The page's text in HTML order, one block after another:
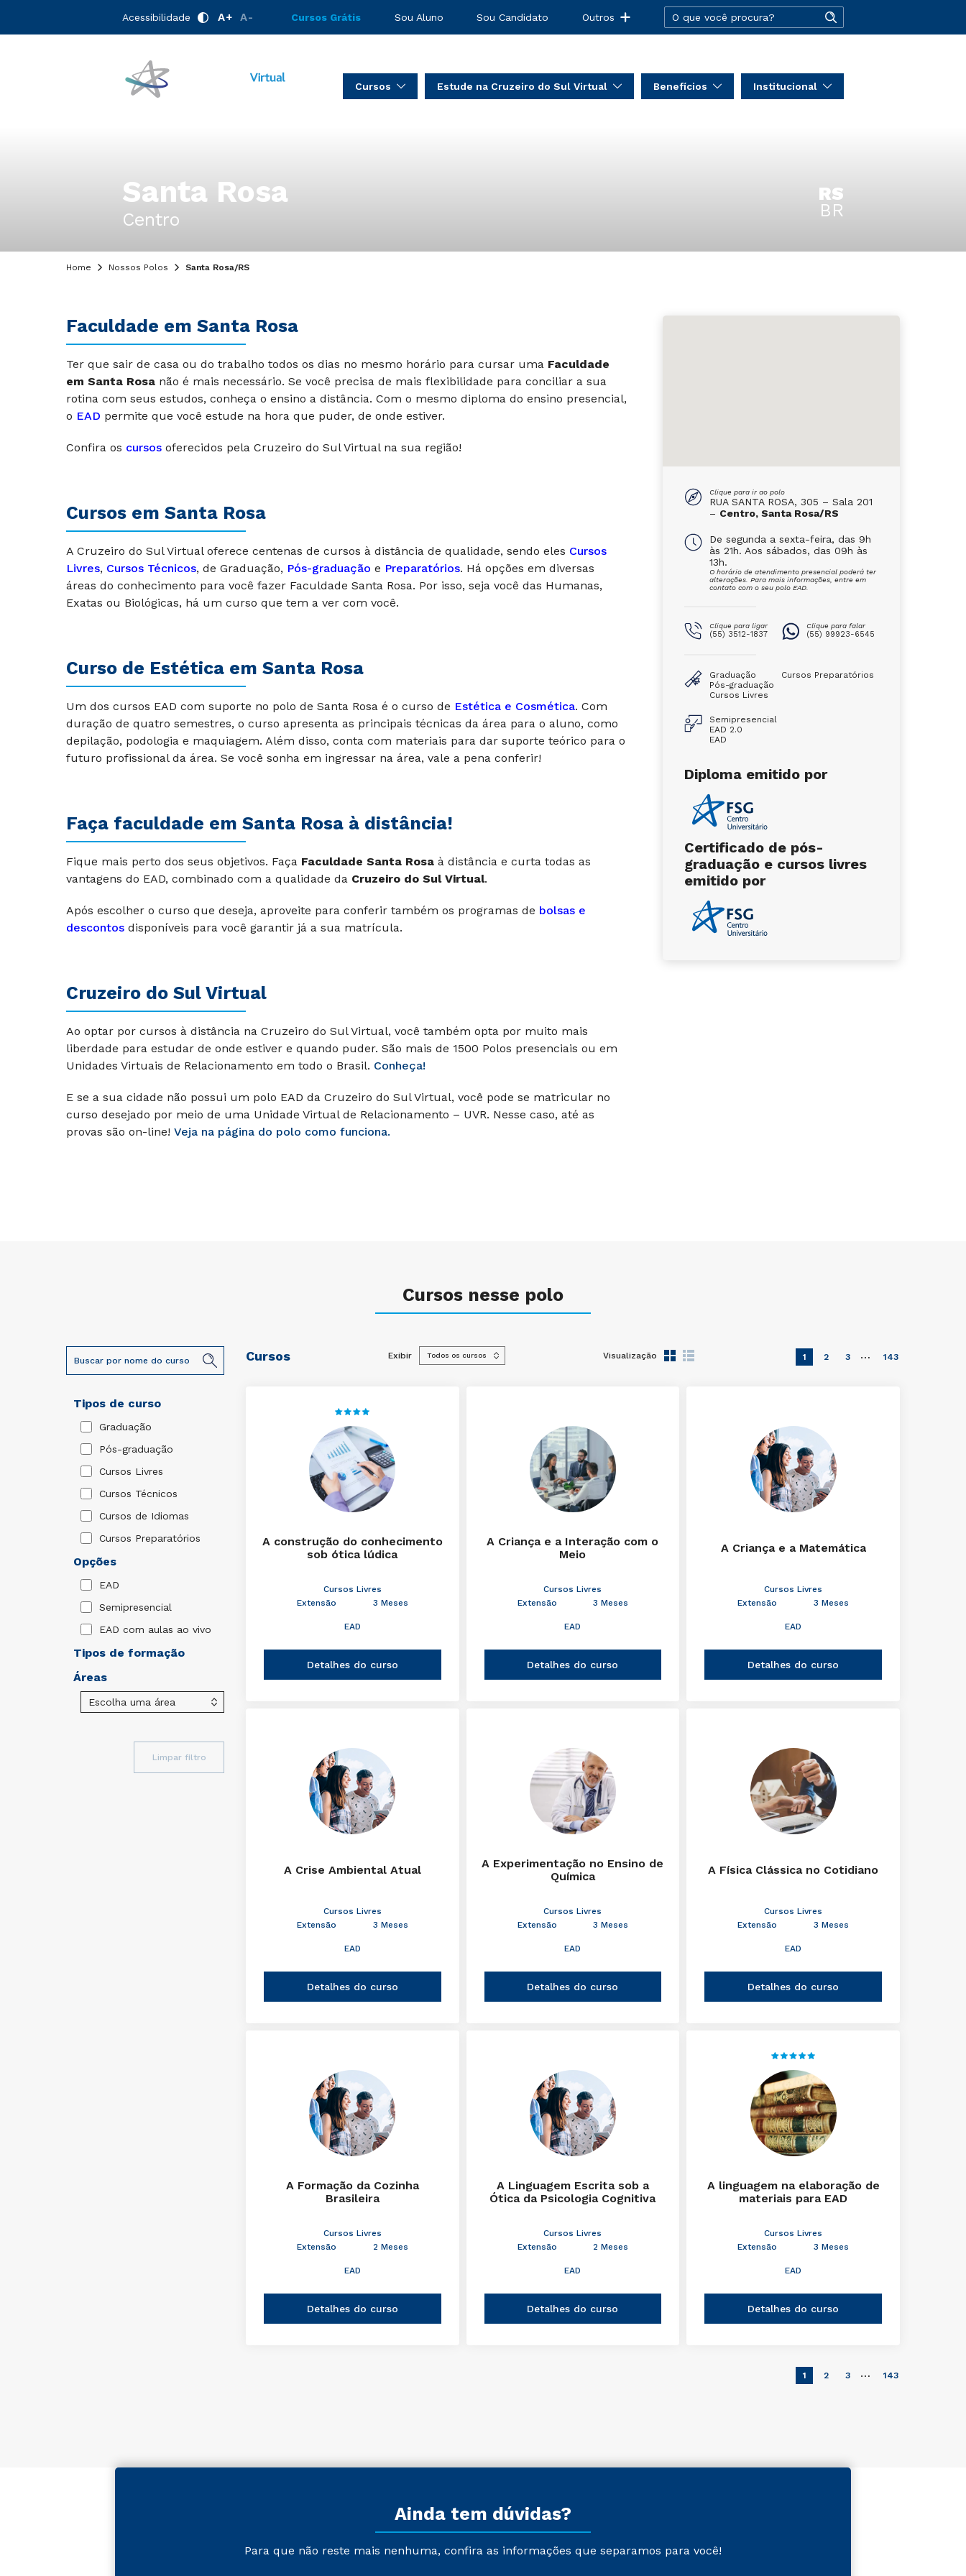
Acessibilidade A+ A- Cursos Grátis Sou Aluno Sou Candidato Outros
Cursos Estude na Cruzeiro do Sul Virtual Benefícios Institucional
Santa Rosa
Centro
RS
BR
Home Nossos Polos Santa Rosa/RS
Faculdade em Santa Rosa
Ter que sair de casa ou do trabalho todos os dias no mesmo horário para cursar uma Faculdade
em Santa Rosa não é mais necessário. Se você precisa de mais flexibilidade para conciliar a sua
rotina com seus estudos, conheça o ensino a distância. Com o mesmo diploma do ensino presencial,
o EAD permite que você estude na hora que puder, de onde estiver.
Confira os cursos oferecidos pela Cruzeiro do Sul Virtual na sua região!
Cursos em Santa Rosa
A Cruzeiro do Sul Virtual oferece centenas de cursos à distância de qualidade, sendo eles Cursos
Livres, Cursos Técnicos, de Graduação, Pós-graduação e Preparatórios. Há opções em diversas
áreas do conhecimento para você fazer Faculdade Santa Rosa. Por isso, seja você das Humanas,
Exatas ou Biológicas, há um curso que tem a ver com você.
Curso de Estética em Santa Rosa
Um dos cursos EAD com suporte no polo de Santa Rosa é o curso de Estética e Cosmética. Com
duração de quatro semestres, o curso apresenta as principais técnicas da área para o aluno, como
depilação, podologia e maquiagem. Além disso, conta com materiais para dar suporte teórico para o
futuro profissional da área. Se você sonha em ingressar na área, vale a pena conferir!
Faça faculdade em Santa Rosa à distância!
Fique mais perto dos seus objetivos. Faça Faculdade Santa Rosa à distância e curta todas as
vantagens do EAD, combinado com a qualidade da Cruzeiro do Sul Virtual.
Após escolher o curso que deseja, aproveite para conferir também os programas de bolsas e
descontos disponíveis para você garantir já a sua matrícula.
Cruzeiro do Sul Virtual
Ao optar por cursos à distância na Cruzeiro do Sul Virtual, você também opta por muito mais
liberdade para estudar de onde estiver e quando puder. São mais de 1500 Polos presenciais ou em
Unidades Virtuais de Relacionamento em todo o Brasil. Conheça!
E se a sua cidade não possui um polo EAD da Cruzeiro do Sul Virtual, você pode se matricular no
curso desejado por meio de uma Unidade Virtual de Relacionamento – UVR. Nesse caso, até as
provas são on-line! Veja na página do polo como funciona.
Clique para ir ao polo
RUA SANTA ROSA, 305 – Sala 201
– Centro, Santa Rosa/RS
De segunda a sexta-feira, das 9h
às 21h. Aos sábados, das 09h às
13h.
O horário de atendimento presencial poderá ter
alterações. Para mais informações, entre em
contato com o seu polo EAD.
Clique para ligar
(55) 3512-1837
Clique para falar
(55) 99923-6545
Graduação
Pós-graduação
Cursos Livres
Cursos Preparatórios
Semipresencial
EAD 2.0
EAD
Diploma emitido por
Certificado de pós-
graduação e cursos livres
emitido por
Cursos nesse polo
Tipos de curso
Graduação
Pós-graduação
Cursos Livres
Cursos Técnicos
Cursos de Idiomas
Cursos Preparatórios
Opções
EAD
Semipresencial
EAD com aulas ao vivo
Tipos de formação
Áreas
Limpar filtro
Cursos Exibir Visualização 1 2 3 … 143
A construção do conhecimento
sob ótica lúdica
Cursos Livres
Extensão
3 Meses
EAD
Detalhes do curso
A Criança e a Interação com o
Meio
Cursos Livres
Extensão
3 Meses
EAD
Detalhes do curso
A Criança e a Matemática
Cursos Livres
Extensão
3 Meses
EAD
Detalhes do curso
A Crise Ambiental Atual
Cursos Livres
Extensão
3 Meses
EAD
Detalhes do curso
A Experimentação no Ensino de
Química
Cursos Livres
Extensão
3 Meses
EAD
Detalhes do curso
A Física Clássica no Cotidiano
Cursos Livres
Extensão
3 Meses
EAD
Detalhes do curso
A Formação da Cozinha
Brasileira
Cursos Livres
Extensão
2 Meses
EAD
Detalhes do curso
A Linguagem Escrita sob a
Ótica da Psicologia Cognitiva
Cursos Livres
Extensão
2 Meses
EAD
Detalhes do curso
A linguagem na elaboração de
materiais para EAD
Cursos Livres
Extensão
3 Meses
EAD
Detalhes do curso
1 2 3 … 143
Ainda tem dúvidas?
Para que não reste mais nenhuma, confira as informações que separamos para você!